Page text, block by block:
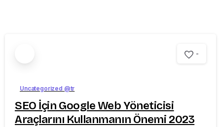
-
Uncategorized @tr
SEO İçin Google Web Yöneticisi
Araçlarını Kullanmanın Önemi 2023